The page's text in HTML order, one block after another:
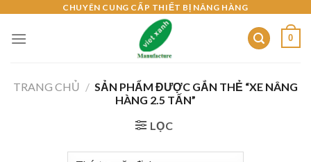
content
CHUYÊN CUNG CẤP THIẾT BỊ NÂNG HÀNG
0
TRANG CHỦ / SẢN PHẨM ĐƯỢC GẮN THẺ “XE NÂNG
HÀNG 2.5 TẤN”
LỌC